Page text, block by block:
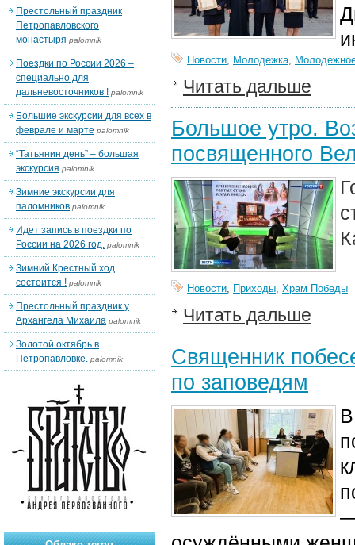
Новости, Молодежка,
Читать дальше
Большое утро.
посвященного
Новости, Приходы, Храм Победы
Читать дальше
Священник
по заповедям
—
Престольный праздник
Петропавловского
монастыря palomnik
Поездки по России 2026 –
специально для
дальневосточников ! palomnik
Большие экскурсии для всех в
феврале и марте palomnik
“Татьянин день” – большая
экскурсия palomnik
Зимние экскурсии для
паломников palomnik
Идет запись в поездки по
России на 2026 год. palomnik
Зимний Крестный ход
состоится ! palomnik
Престольный праздник у
Архангела Михаила palomnik
Золотой октябрь в
Петропавловке. palomnik